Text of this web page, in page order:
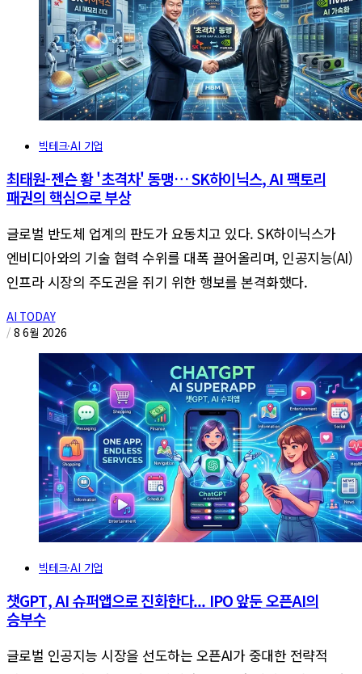
빅테크·AI 기업
최태원-젠슨 황 '초격차' 동맹… SK하이닉스, AI 팩토리
패권의 핵심으로 부상
글로벌 반도체 업계의 판도가 요동치고 있다. SK하이닉스가
엔비디아와의 기술 협력 수위를 대폭 끌어올리며, 인공지능(AI)
인프라 시장의 주도권을 쥐기 위한 행보를 본격화했다.
AI TODAY
/ 8 6월 2026
빅테크·AI 기업
챗GPT, AI 슈퍼앱으로 진화한다... IPO 앞둔 오픈AI의
승부수
글로벌 인공지능 시장을 선도하는 오픈AI가 중대한 전략적